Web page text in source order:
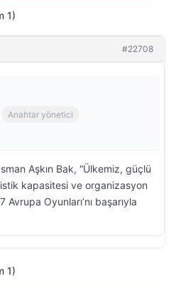
1)
#22708
Anahtar yönetici
Aşkın Bak, “Ülkemiz, güçlü
kapasitesi ve organizasyon
Oyunları’nı başarıyla
1)